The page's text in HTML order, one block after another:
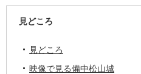
見どころ
見どころ
映像で見る備中松山城